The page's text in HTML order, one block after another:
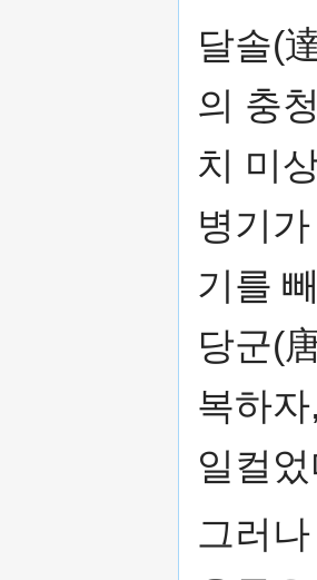
달솔(
의 충
치 미
병기
기를
당군(
복하
일컬
그러